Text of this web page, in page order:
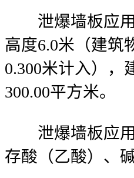
泄爆墙板应用
高度6.0米（建筑
0.300米计入），
300.00平方米。
泄爆墙板应用
存酸（乙酸）、